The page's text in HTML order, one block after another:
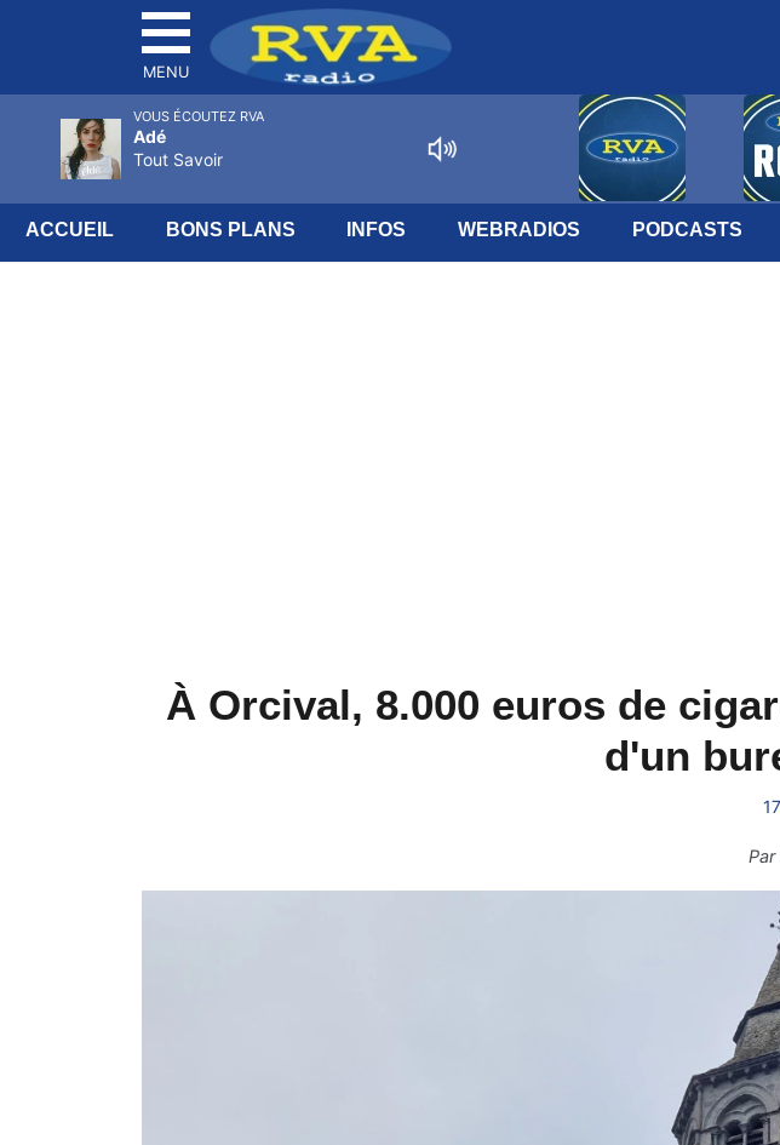
MENU
ACCUEIL BONS PLANS INFOS WEBRADIOS PODCASTS
À Orcival, 8.000 euros de
d'un
Par
VOUS ÉCOUTEZ RVA
Adé
Tout Savoir